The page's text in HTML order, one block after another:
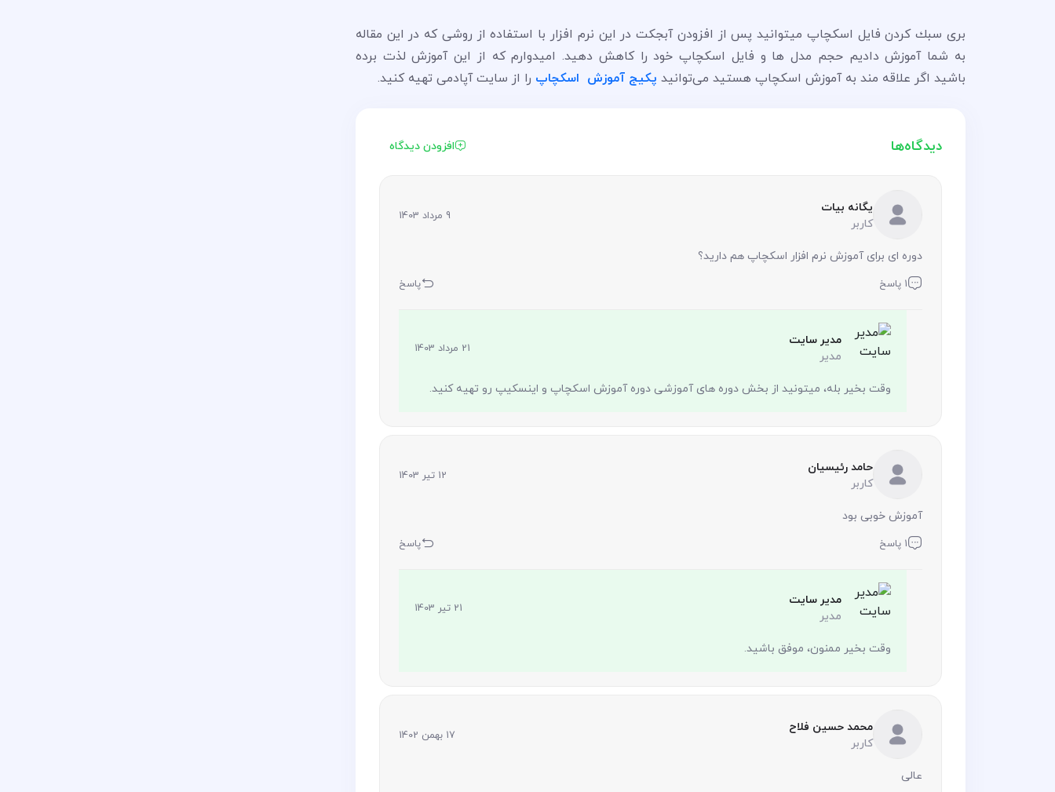
بری سبك كردن فايل اسكچاپ میتوانید پس از افزودن آبجکت در این نرم افزار با استفاده از روشی که در این مقاله
به شما آموزش دادیم حجم مدل ها و فایل اسکچاپ خود را کاهش دهید. امیدوارم که از این آموزش لذت برده
باشید اگر علاقه مند به آموزش اسکچاپ هستید می‌توانید پکیج آموزش اسکچاپ را از سایت آپادمی تهیه کنید.
دیدگاه‌ها افزودن دیدگاه
یگانه بیات
کاربر
9 مرداد 1403
دوره ای برای آموزش نرم افزار اسکچاپ هم دارید؟
1 پاسخ پاسخ
مدیر سایت
مدیر
21 مرداد 1403
وقت بخیر بله، میتونید از بخش دوره های آموزشی دوره آموزش اسکچاپ و اینسکیپ رو تهیه کنید.
حامد رئیسیان
کاربر
12 تیر 1403
آموزش خوبی بود
1 پاسخ پاسخ
مدیر سایت
مدیر
21 تیر 1403
وقت بخیر ممنون، موفق باشید.
محمد حسین فلاح
کاربر
17 بهمن 1402
عالی